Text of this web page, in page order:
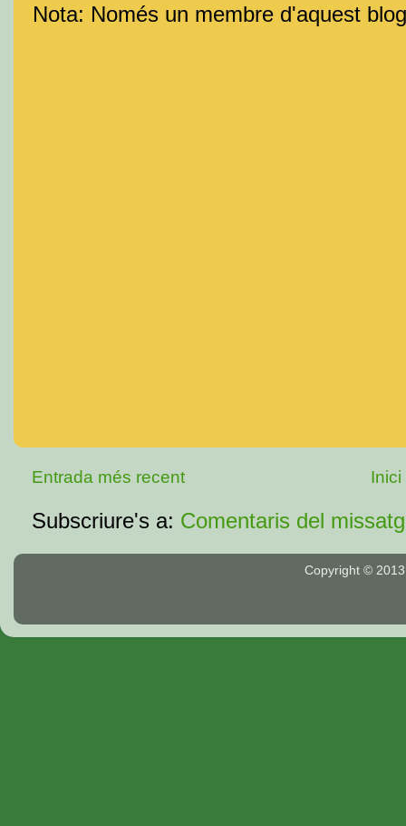
Nota: Només un membre d'aquest
Entrada més recent Inici
Subscriure's a: Comentaris del
Copyright ©